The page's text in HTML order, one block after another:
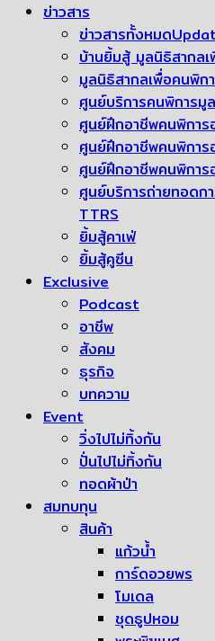
ข่าวสาร
ข่าวสารทั้งหมด
บ้านยิ้มสู้ มูลนิธิสากล
มูลนิธิสากลเพื่อคนพิก
ศูนย์บริการคนพิการมู
ศูนย์ฝึกอาชีพคนพิการ
ศูนย์ฝึกอาชีพคนพิการ
ศูนย์ฝึกอาชีพคนพิการ
ศูนย์บริการถ่ายทอดก
TTRS
ยิ้มสู้คาเฟ่
ยิ้มสู้คูซีน
Exclusive
Podcast
อาชีพ
สังคม
ธุรกิจ
บทความ
Event
วิ่งไปไม่ทิ้งกัน
ปั่นไปไม่ทิ้งกัน
ทอดผ้าป่า
สมทบทุน
สินค้า
แก้วน้ำ
การ์ดอวยพร
โมเดล
ชุดธูปหอม